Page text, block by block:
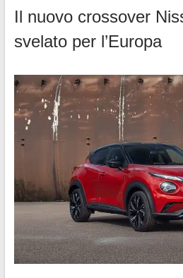
Il nuovo crossover
svelato per l’Europa